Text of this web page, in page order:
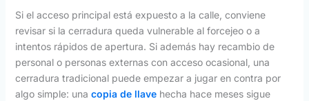
Si el acceso principal está expuesto a la calle, conviene
revisar si la cerradura queda vulnerable al forcejeo o a
intentos rápidos de apertura. Si además hay recambio de
personal o personas externas con acceso ocasional, una
cerradura tradicional puede empezar a jugar en contra por
algo simple: una copia de llavehecha hace meses sigue